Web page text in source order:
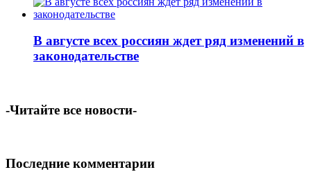
В августе всех россиян ждет ряд изменений в
законодательстве
-Читайте все новости-
Последние комментарии